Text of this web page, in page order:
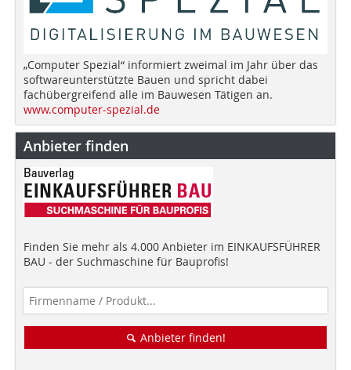
„Computer Spezial“ informiert zweimal im Jahr über das
softwareunterstützte Bauen und spricht dabei
fachübergreifend alle im Bauwesen Tätigen an.
www.computer-spezial.de
Anbieter finden
Finden Sie mehr als 4.000 Anbieter im EINKAUFSFÜHRER
BAU - der Suchmaschine für Bauprofis!
Anbieter finden!